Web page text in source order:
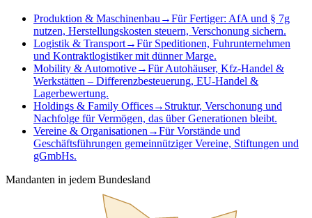
Produktion & Maschinenbau →Für Fertiger: AfA und § 7g
nutzen, Herstellungskosten steuern, Verschonung sichern.
Logistik & Transport→Für Speditionen, Fuhrunternehmen
und Kontraktlogistiker mit dünner Marge.
Mobility & Automotive→Für Autohäuser, Kfz-Handel &
Werkstätten – Differenzbesteuerung, EU-Handel &
Lagerbewertung.
Holdings & Family Offices→ Struktur, Verschonung und
Nachfolge für Vermögen, das über Generationen bleibt.
Vereine & Organisationen →Für Vorstände und
Geschäftsführungen gemeinnütziger Vereine, Stiftungen und
gGmbHs.
Mandanten in jedem Bundesland